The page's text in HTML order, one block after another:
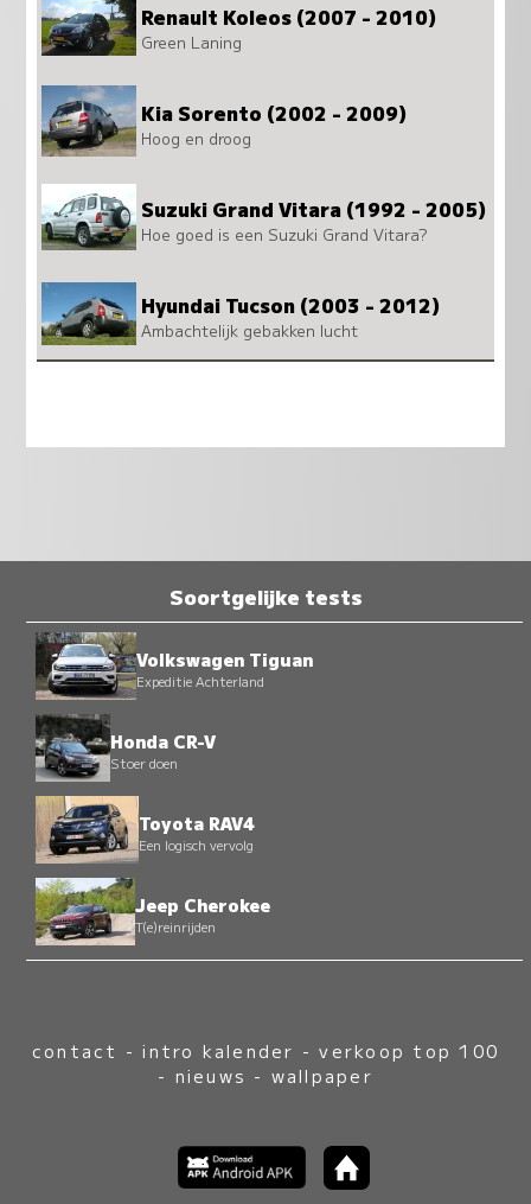
Renault Koleos (2007 - 2010)
Green Laning
Kia Sorento (2002 - 2009)
Hoog en droog
Suzuki Grand Vitara (1992 - 2005)
Hoe goed is een Suzuki Grand Vitara?
Hyundai Tucson (2003 - 2012)
Ambachtelijk gebakken lucht
Soortgelijke tests
Volkswagen Tiguan
Expeditie Achterland
Honda CR-V
Stoer doen
Toyota RAV4
Een logisch vervolg
Jeep Cherokee
T(e)reinrijden
contact -intro kalender -verkoop top 100
- nieuws - wallpaper